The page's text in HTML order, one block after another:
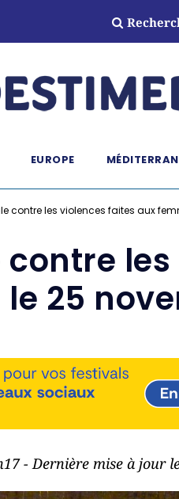
EUROPE
contre les violences faites aux
25
- Dernière mise à jour